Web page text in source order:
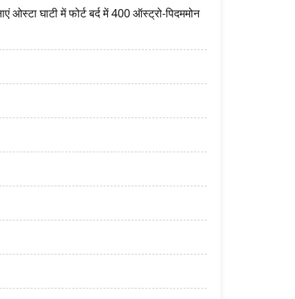
घाटी में फोर्ट बर्द में 400 ऑस्ट्रो-पिदममोन